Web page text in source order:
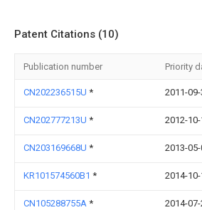
Patent Citations (10)
Publication number Priority
CN202236515U * 2011-
CN202777213U * 2012-
CN203169668U * 2013-05-
KR101574560B1 * 2014-
CN105288755A * 2014-